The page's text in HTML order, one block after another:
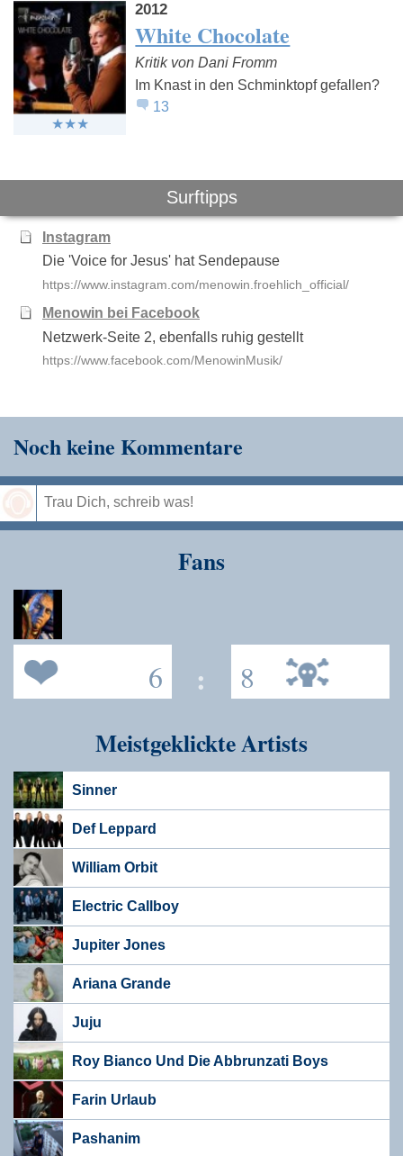
2012
White Chocolate
Kritik von Dani Fromm
Im Knast in den Schminktopf gefallen?
13
Surftipps
Instagram
Die 'Voice for Jesus' hat Sendepause
https://www.instagram.com/menowin.froehlich_official/
Menowin bei Facebook
Netzwerk-Seite 2, ebenfalls ruhig gestellt
https://www.facebook.com/MenowinMusik/
Noch keine Kommentare
Fans
6 : 8
Meistgeklickte Artists
Sinner
Def Leppard
William Orbit
Electric Callboy
Jupiter Jones
Ariana Grande
Juju
Roy Bianco Und Die Abbrunzati Boys
Farin Urlaub
Pashanim